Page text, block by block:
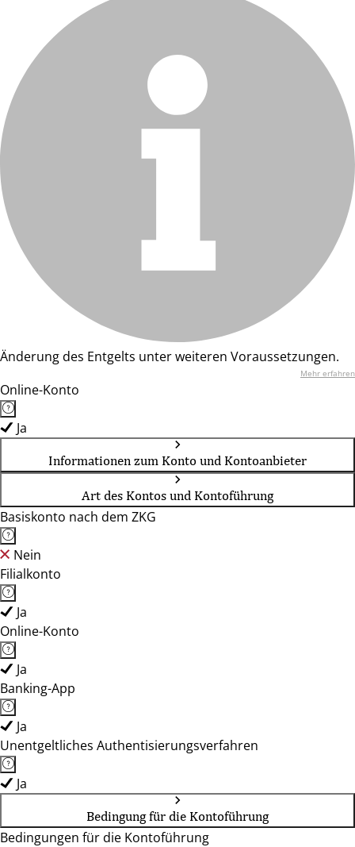
Änderung des Entgelts unter weiteren Voraussetzungen.
Mehr erfahren
Online-Konto
Ja
Informationen zum Konto und Kontoanbieter
Art des Kontos und Kontoführung
Basiskonto nach dem ZKG
Nein
Filialkonto
Ja
Online-Konto
Ja
Banking-App
Ja
Unentgeltliches Authentisierungsverfahren
Ja
Bedingung für die Kontoführung
Bedingungen für die Kontoführung